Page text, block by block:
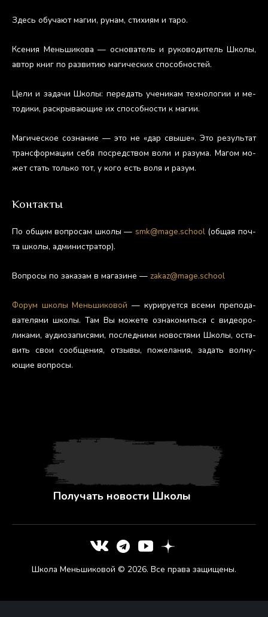
Здесь обу­ча­ют ма­гии, ру­нам, сти­хи­ям и та­ро.
Ксе­ния Мень­ши­кова — ос­но­ватель и ру­ково­дитель Шко­лы,
ав­тор книг по раз­ви­тию ма­гичес­ких спо­соб­ностей.
Це­ли и за­дачи Шко­лы: пе­редать уче­никам тех­но­логии и ме­
тоди­ки, рас­кры­ва­ющие их спо­соб­ности к ма­гии.
Ма­гичес­кое соз­на­ние — это не «дар свы­ше». Это ре­зуль­тат
тран­сфор­ма­ции се­бя пос­редс­твом во­ли и ра­зума. Ма­гом мо­
жет стать толь­ко тот, у ко­го есть во­ля и ра­зум.
Контакты
По об­щим воп­ро­сам шко­лы — smk@mage.school(об­щая поч­
та шко­лы, ад­ми­нис­тра­тор).
Воп­ро­сы по за­казам в ма­гази­не — zakaz@mage.school
Фо­рум шко­лы Мень­ши­ковой — ку­риру­ет­ся все­ми пре­пода­
вате­лями шко­лы. Там Вы мо­жете оз­на­комить­ся с ви­де­оро­
лика­ми, а­уди­оза­пися­ми, пос­ледни­ми но­вос­тя­ми Шко­лы, ос­та­
вить свои со­об­ще­ния, от­зы­вы, по­жела­ния, за­дать вол­ну­
ющие воп­ро­сы.
Получать новости Школы
Школа Меньшиковой © 2026. Все права защищены.